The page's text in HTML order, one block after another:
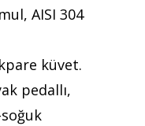
AISI 304
küvet.
pedallı,